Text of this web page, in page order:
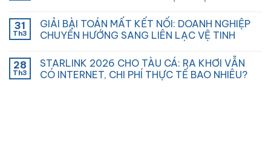
31
Th3
GIẢI BÀI TOÁN MẤT KẾT NỐI: DOANH NGHIỆP
CHUYỂN HƯỚNG SANG LIÊN LẠC VỆ TINH
28
Th3
STARLINK 2026 CHO TÀU CÁ: RA KHƠI VẪN
CÓ INTERNET, CHI PHÍ THỰC TẾ BAO NHIÊU?